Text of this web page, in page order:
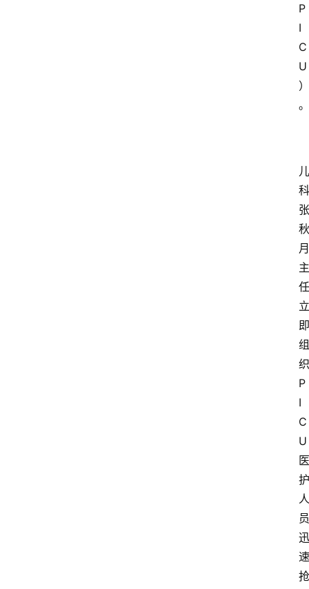
P
I
C
U
）
。
儿
科
张
秋
月
主
任
立
即
组
织
P
I
C
U
医
护
人
员
迅
速
抢